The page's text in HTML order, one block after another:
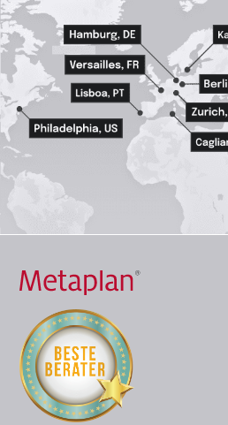
Startseite
wechseln